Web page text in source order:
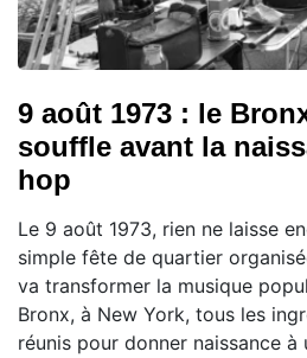
9 août 1973 : le
souffle avant la
hop
Le 9 août 1973, rien ne laisse
simple fête de quartier
va transformer la musique
Bronx, à New York, tous les
réunis pour donner naissance